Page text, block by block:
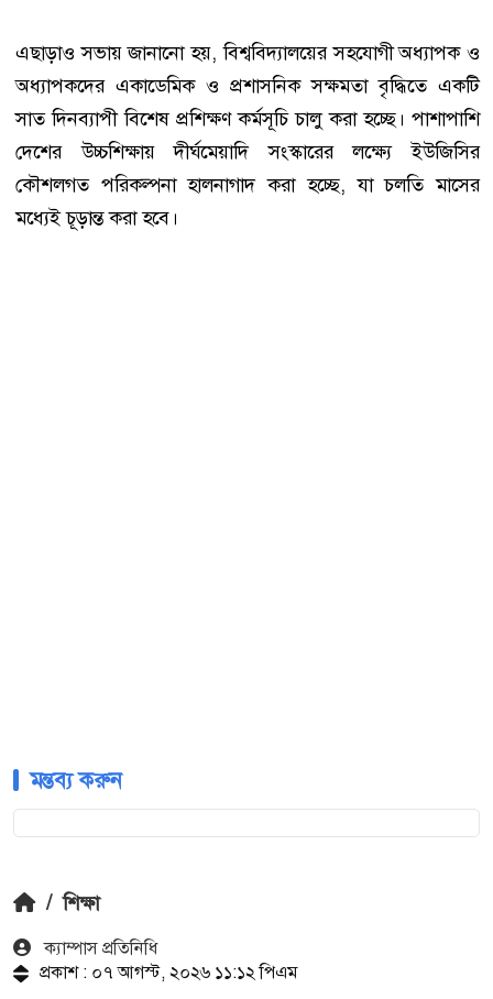
এছাড়াও সভায় জানানো হয়, বিশ্ববিদ্যালয়ের সহযোগী অধ্যাপক ও
অধ্যাপকদের একাডেমিক ও প্রশাসনিক সক্ষমতা বৃদ্ধিতে একটি
সাত দিনব্যাপী বিশেষ প্রশিক্ষণ কর্মসূচি চালু করা হচ্ছে। পাশাপাশি
দেশের উচ্চশিক্ষায় দীর্ঘমেয়াদি সংস্কারের লক্ষ্যে ইউজিসির
কৌশলগত পরিকল্পনা হালনাগাদ করা হচ্ছে, যা চলতি মাসের
মধ্যেই চূড়ান্ত করা হবে।
মন্তব্য করুন
/ শিক্ষা
ক‍্যাম্পাস প্রতিনিধি
প্রকাশ : ০৭ আগস্ট, ২০২৬ ১১:১২ পিএম